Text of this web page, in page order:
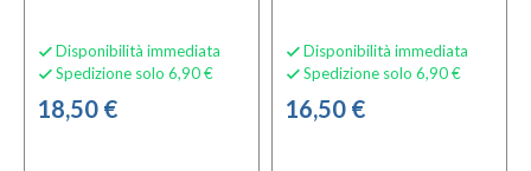
 Disponibilità immediata
 Spedizione solo 6,90 €
18,50 €
 Disponibilità immediata
 Spedizione solo 6,90 €
16,50 €